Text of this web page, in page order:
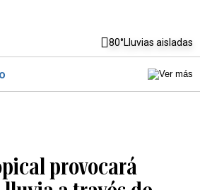
80°Lluvias aisladas
provocará